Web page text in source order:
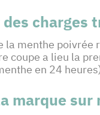
des charges
la menthe poivrée
coupe a lieu la
en 24
marque sur